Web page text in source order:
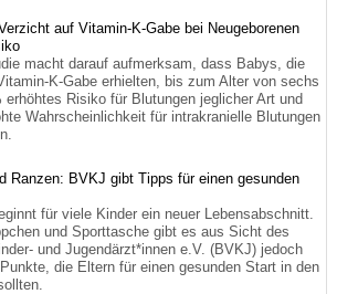
auf Vitamin-K-Gabe bei Neugeborenen
macht darauf aufmerksam, dass Babys, die
K-Gabe erhielten, bis zum Alter von sechs
erhöhtes Risiko für Blutungen jeglicher Art und
Wahrscheinlichkeit für intrakranielle Blutungen
Ranzen: BVKJ gibt Tipps für einen gesunden
für viele Kinder ein neuer Lebensabschnitt.
und Sporttasche gibt es aus Sicht des
und Jugendärzt*innen e.V. (BVKJ) jedoch
die Eltern für einen gesunden Start in den